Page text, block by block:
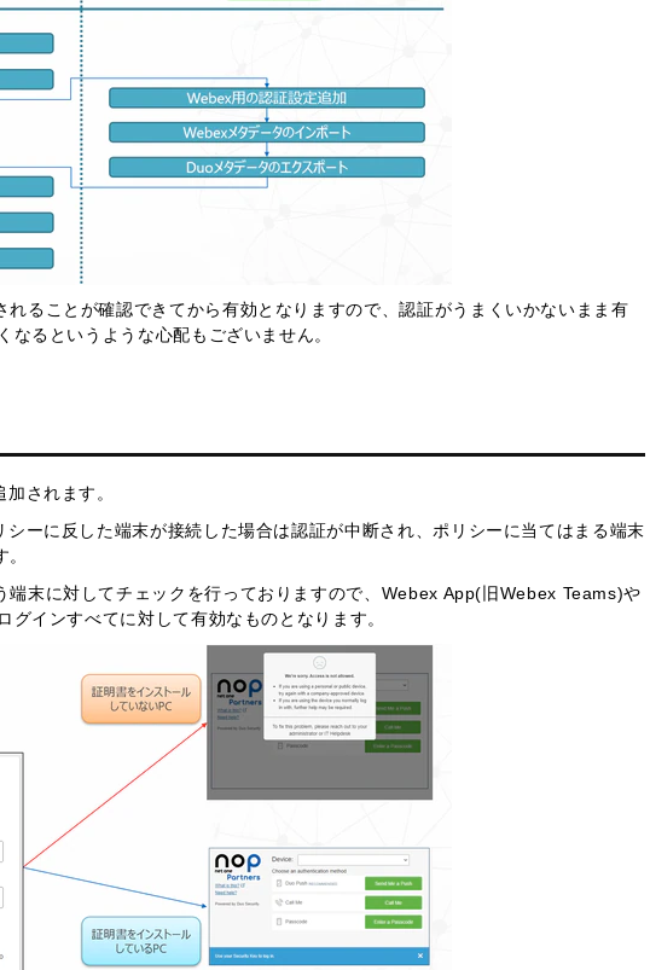
ることが確認できてから有効となりますので、認証がうまくいかないまま有
るというような心配もございません。
されます。
ーに反した端末が接続した場合は認証が中断され、ポリシーに当てはまる端末
端末に対してチェックを行っておりますので、Webex App(旧Webex Teams)や
インすべてに対して有効なものとなります。